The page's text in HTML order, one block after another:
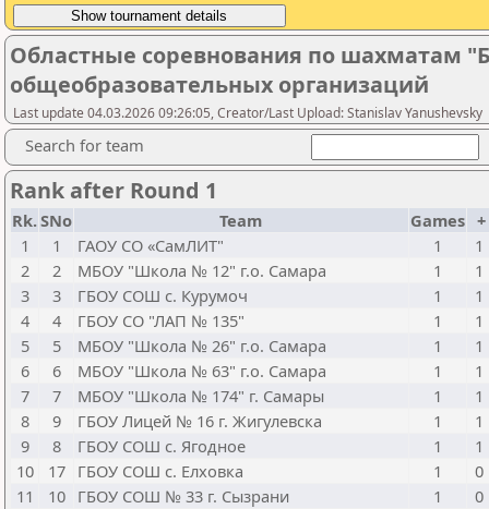
Областные соревнования по шахматам
общеобразовательных организаций
Last update 04.03.2026 09:26:05, Creator/Last Upload: Stanislav Yanushevsky
Search for team
Rank after Round 1
Rk.SNo Team Games +
1
1 ГАОУ СО «СамЛИТ" 1
1
2
2 МБОУ "Школа № 12" г.о. Самара 1
1
3
3 ГБОУ СОШ с. Курумоч 1
1
4
4 ГБОУ СО "ЛАП № 135" 1
1
5
5 МБОУ "Школа № 26" г.о. Самара 1
1
6
6 МБОУ "Школа № 63" г.о. Самара 1
1
7
7 МБОУ "Школа № 174" г. Самары 1
1
8
9 ГБОУ Лицей № 16 г. Жигулевска 1
1
9
8 ГБОУ СОШ с. Ягодное 1
1
10
17 ГБОУ СОШ с. Елховка 1
0
11
10 ГБОУ СОШ № 33 г. Сызрани 1
0